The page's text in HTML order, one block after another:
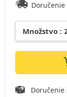
Doručenie